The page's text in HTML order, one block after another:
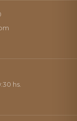
hs.